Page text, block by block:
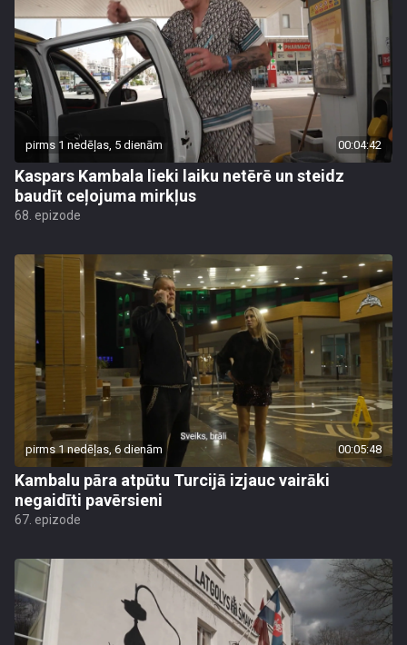
pirms 1 nedēļas, 5 dienām 00:04:42
Kaspars Kambala lieki laiku netērē un steidz
baudīt ceļojuma mirkļus
68. epizode
pirms 1 nedēļas, 6 dienām 00:05:48
Kambalu pāra atpūtu Turcijā izjauc vairāki
negaidīti pavērsieni
67. epizode